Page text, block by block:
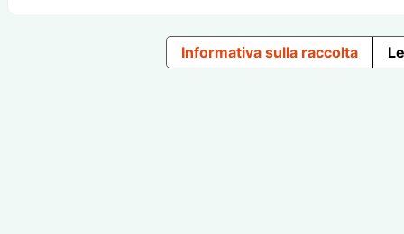
Informativa sulla raccolta